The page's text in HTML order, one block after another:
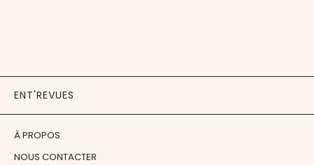
ENT'REVUES
À PROPOS
NOUS CONTACTER